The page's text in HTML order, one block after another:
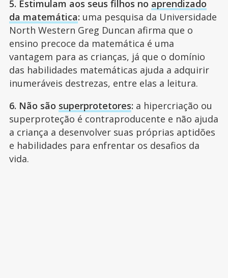
5. Estimulam aos seus filhos no aprendizado
da matemática: uma pesquisa da Universidade
North Western Greg Duncan afirma que o
ensino precoce da matemática é uma
vantagem para as crianças, já que o domínio
das habilidades matemáticas ajuda a adquirir
inumeráveis destrezas, entre elas a leitura.
6. Não são superprotetores: a hipercriação ou
superproteção é contraproducente e não ajuda
a criança a desenvolver suas próprias aptidões
e habilidades para enfrentar os desafios da
vida.